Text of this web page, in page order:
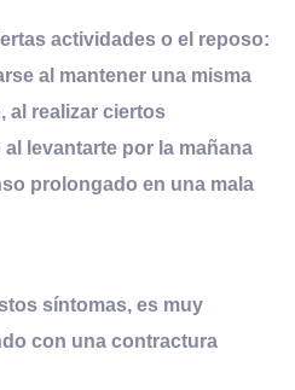
actividades o el reposo:
al mantener una misma
al realizar ciertos
levantarte por la mañana
prolongado en una mala
síntomas, es muy
con una contractura